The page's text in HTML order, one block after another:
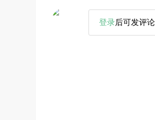
登录后可发评论